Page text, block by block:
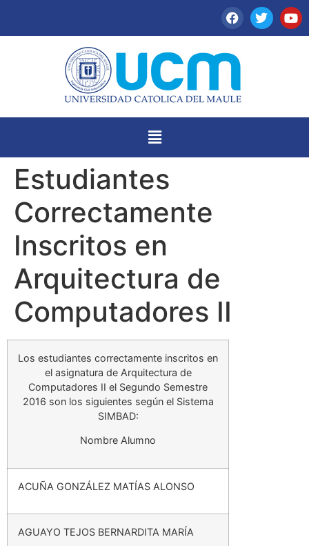
Estudiantes
Correctamente
Inscritos en
Arquitectura de
Computadores II
Los estudiantes correctamente inscritos en
el asignatura de Arquitectura de
Computadores II el Segundo Semestre
2016 son los siguientes según el Sistema
SIMBAD:
Nombre Alumno
ACUÑA GONZÁLEZ MATÍAS ALONSO
AGUAYO TEJOS BERNARDITA MARÍA